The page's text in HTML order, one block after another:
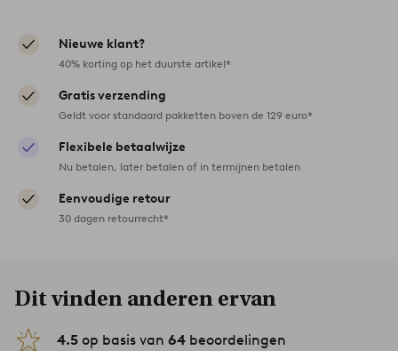
Nieuwe klant?
40% korting op het duurste artikel*
Gratis verzending
Geldt voor standaard pakketten boven de 129 euro*
Flexibele betaalwijze
Nu betalen, later betalen of in termijnen betalen
Eenvoudige retour
30 dagen retourrecht*
Dit vinden anderen ervan
4.5 op basis van 64 beoordelingen